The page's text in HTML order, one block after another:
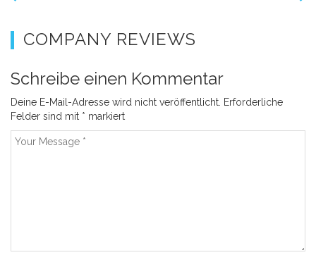
COMPANY REVIEWS
Schreibe einen Kommentar
Deine E-Mail-Adresse wird nicht veröffentlicht. Erforderliche
Felder sind mit * markiert